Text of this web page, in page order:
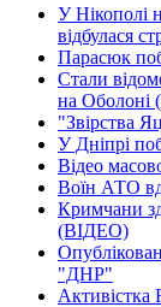
У Нікополі
відбулася
Парасюк
Стали
на Оболоні
"Звірства
У Дніпрі
Відео
Воїн АТО
Кримчани
(ВІДЕО)
"ДНР"